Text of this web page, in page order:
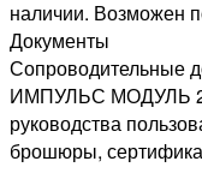
наличии. Возможен
Документы
Сопроводительные
ИМПУЛЬС МОДУЛЬ
руководства
брошюры,